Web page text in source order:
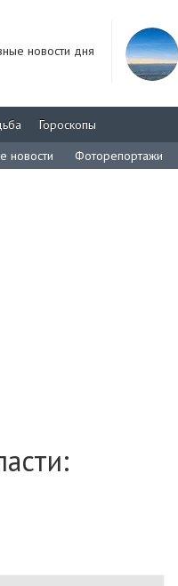
новости дня
Гороскопы
новости Фоторепортажи